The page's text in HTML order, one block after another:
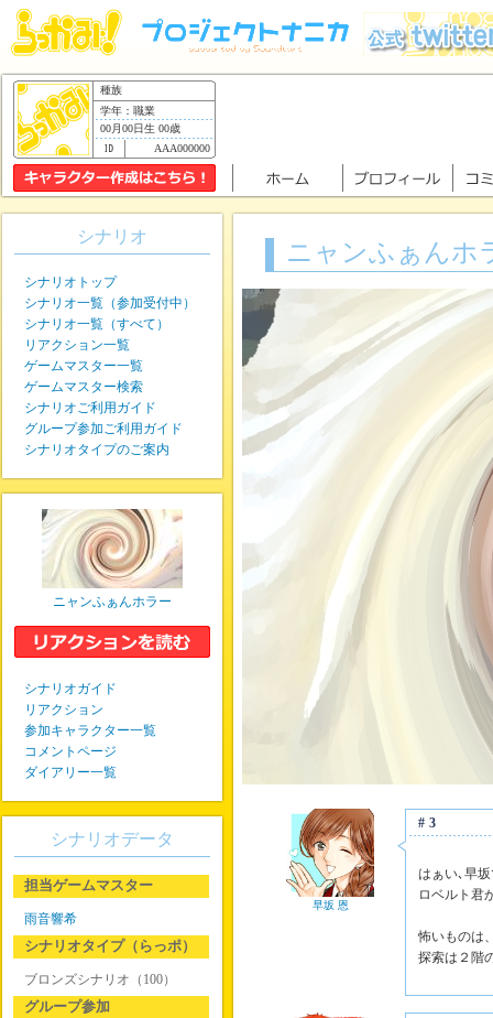
種族
学年：職業
00月00日生 00歳
AAA000000
ニャンふぁんホ
早坂 恩
#3
はぁい､早
ロベルト君
怖いものは
探索は２階
シナリオ
シナリオトップ
シナリオ一覧（参加受付中）
シナリオ一覧（すべて）
リアクション一覧
ゲームマスター一覧
ゲームマスター検索
シナリオご利用ガイド
グループ参加ご利用ガイド
シナリオタイプのご案内
ニャンふぁんホラー
シナリオガイド
リアクション
参加キャラクター一覧
コメントページ
ダイアリー一覧
シナリオデータ
担当ゲームマスター
雨音響希
シナリオタイプ（らっポ）
ブロンズシナリオ（100）
グループ参加